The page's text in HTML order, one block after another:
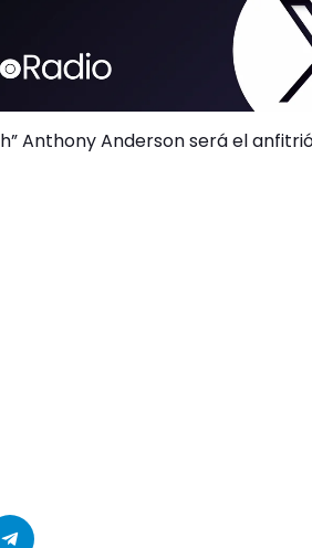
Anthony Anderson será el